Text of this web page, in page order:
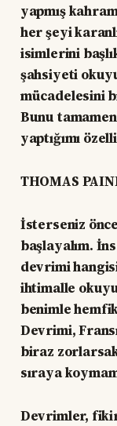
yapmış
her şeyi
isimlerini
şahsiyeti
mücadelesini
Bunu
yaptığımı
THOMAS
İsterseniz
başlayalım.
devrimi
ihtimalle
benimle
Devrimi,
biraz
sıraya
Devrimler,